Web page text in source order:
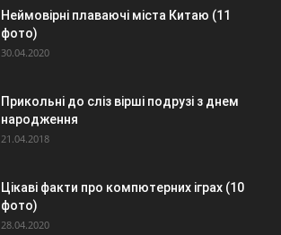
Неймовірні плаваючі міста Китаю (11
фото)
30.04.2020
Прикольні до сліз вірші подрузі з днем
народження
21.04.2018
Цікаві факти про компютерних іграх (10
фото)
28.04.2020